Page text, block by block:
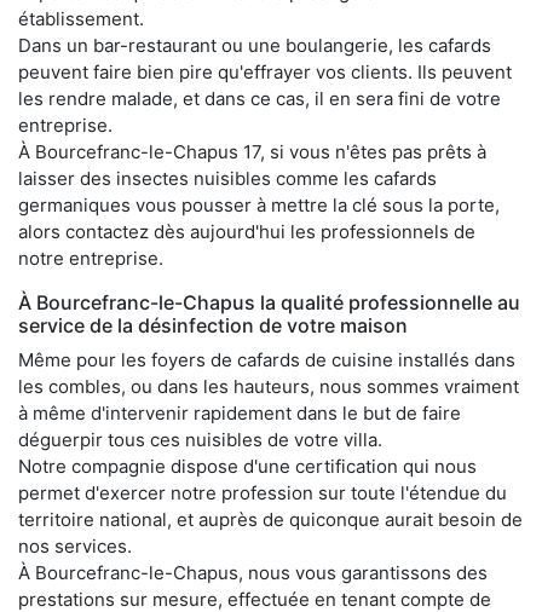
établissement.
Dans un bar-restaurant ou une boulangerie, les cafards
peuvent faire bien pire qu'effrayer vos clients. Ils peuvent
les rendre malade, et dans ce cas, il en sera fini de votre
entreprise.
À Bourcefranc-le-Chapus 17, si vous n'êtes pas prêts à
laisser des insectes nuisibles comme les cafards
germaniques vous pousser à mettre la clé sous la porte,
alors contactez dès aujourd'hui les professionnels de
notre entreprise.
À Bourcefranc-le-Chapus la qualité professionnelle au
service de la désinfection de votre maison
Même pour les foyers de cafards de cuisine installés dans
les combles, ou dans les hauteurs, nous sommes vraiment
à même d'intervenir rapidement dans le but de faire
déguerpir tous ces nuisibles de votre villa.
Notre compagnie dispose d'une certification qui nous
permet d'exercer notre profession sur toute l'étendue du
territoire national, et auprès de quiconque aurait besoin de
nos services.
À Bourcefranc-le-Chapus, nous vous garantissons des
prestations sur mesure, effectuée en tenant compte de